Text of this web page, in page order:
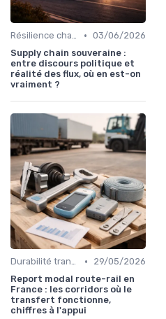
Résilience chaîne • 03/06/2026
Supply chain souveraine :
entre discours politique et
réalité des flux, où en est-on
vraiment ?
Durabilité transport •
29/05/2026
Report modal route-rail en
France : les corridors où le
transfert fonctionne,
chiffres à l'appui